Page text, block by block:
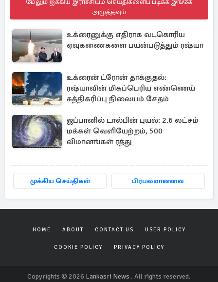
மேலும் ஐக்கிய இராச்சியம் செய்திகளைப் படிக்க இங்கே
அழுத்தவும்
உக்ரைனுக்கு எதிராக வடகொரிய
ஏவுகணைகளை பயன்படுத்தும் ரஷ்யா
உக்ரைன் ட்ரோன் தாக்குதல்:
ரஷ்யாவின் மிகப்பெரிய எண்ணெய்
சுத்திகரிப்பு நிலையம் சேதம்
ஜப்பானில் டால்பின் புயல்: 2.6 லட்சம்
மக்கள் வெளியேற்றம், 500
விமானங்கள் ரத்து
முக்கிய செய்திகள் பிரபலமானவை
HOME ABOUT CONTACT US USER POLICY
COOKIE POLICY PRIVACY POLICY
Copyrights © 2026 Lankasri News . All rights reserved.